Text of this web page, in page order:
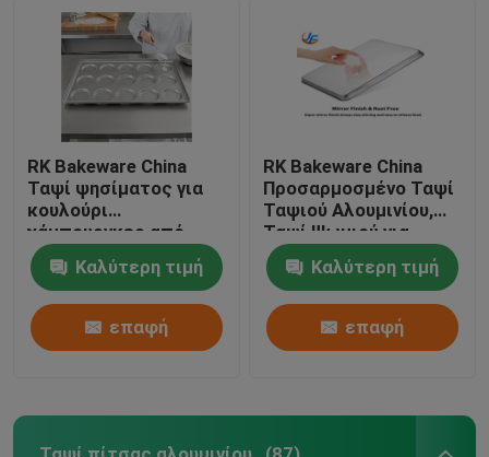
Φόρμα ψησίματος εγγράφου
RK Bakeware China
Ταψί ψησίματος για
κουλούρι
χάμπουργκερ από
αλουμίνιο 3 ιντσών
Καλύτερη τιμή
επαφή
RK Bakeware China
Προσαρμοσμένο Ταψί
Ταψιού Αλουμινίου,
Ταψί Ψωμιού για
μπισκότα 18"X26"X1"
Καλύτερη τιμή
επαφή